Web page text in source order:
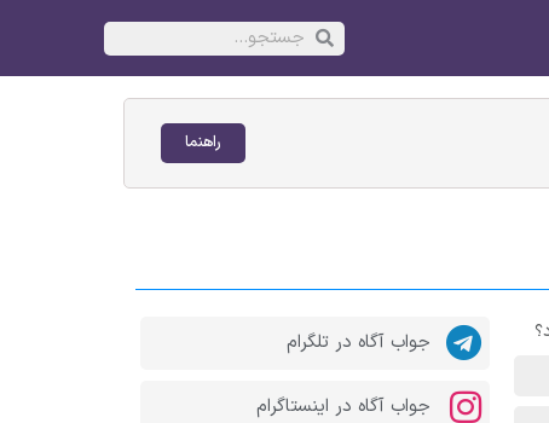
راهنما
جواب آگاه در تلگرام
جواب آگاه در اینستاگرام